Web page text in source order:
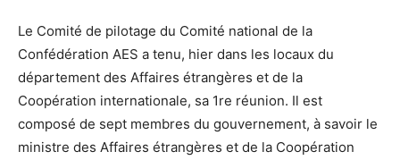
Le Comité de pilotage du Comité national de la
Confédération AES a tenu, hier dans les locaux du
département des Affaires étrangères et de la
Coopération internationale, sa 1re réunion. Il est
composé de sept membres du gouvernement, à savoir le
ministre des Affaires étrangères et de la Coopération